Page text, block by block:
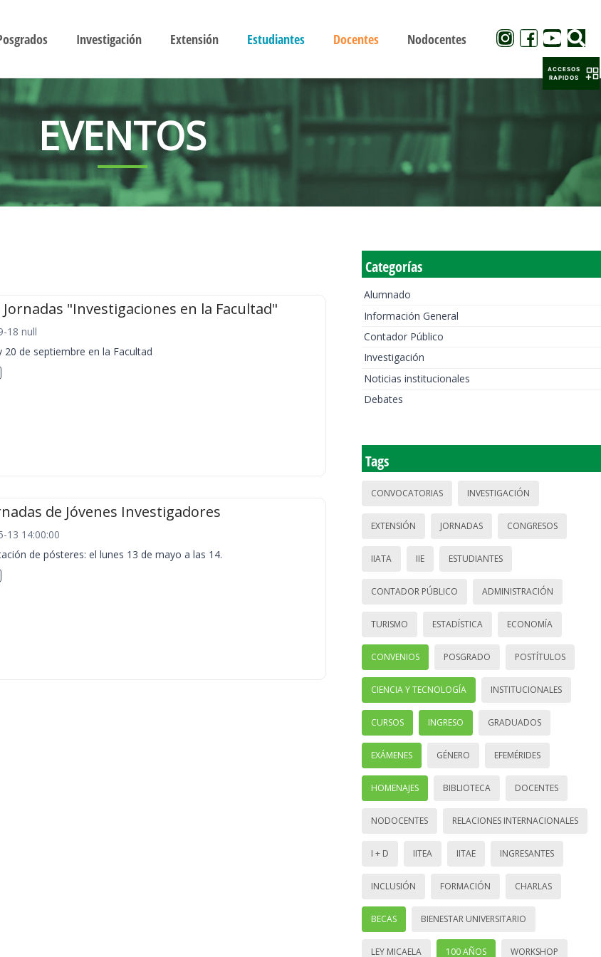
Investigación Extensión Estudiantes Docentes Nodocentes
EVENTOS
Jornadas "Investigaciones en la Facultad"
18 null
20 de septiembre en la Facultad
de Jóvenes Investigadores
13 14:00:00
de pósteres: el lunes 13 de mayo a las 14.
Categorías
Alumnado
Información General
Contador Público
Investigación
Noticias institucionales
Debates
Tags
CONVOCATORIAS INVESTIGACIÓN
EXTENSIÓN JORNADAS CONGRESOS
IIATA IIE ESTUDIANTES
CONTADOR PÚBLICO ADMINISTRACIÓN
TURISMO ESTADÍSTICA ECONOMÍA
CONVENIOS POSGRADO POSTÍTULOS
CIENCIA Y TECNOLOGÍA INSTITUCIONALES
CURSOS INGRESO GRADUADOS
EXÁMENES GÉNERO EFEMÉRIDES
HOMENAJES BIBLIOTECA DOCENTES
NODOCENTES RELACIONES INTERNACIONALES
I + D IITEA IITAE INGRESANTES
INCLUSIÓN FORMACIÓN CHARLAS
BECAS BIENESTAR UNIVERSITARIO
LEY MICAELA 100 AÑOS WORKSHOP
ACCESOS
RAPIDOS